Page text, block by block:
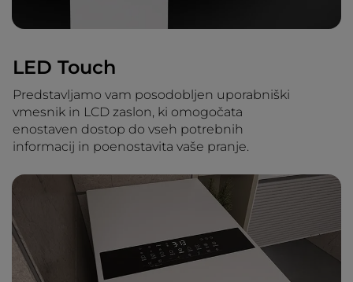
LED Touch
Predstavljamo vam posodobljen uporabniški
vmesnik in LCD zaslon, ki omogočata
enostaven dostop do vseh potrebnih
informacij in poenostavita vaše pranje.